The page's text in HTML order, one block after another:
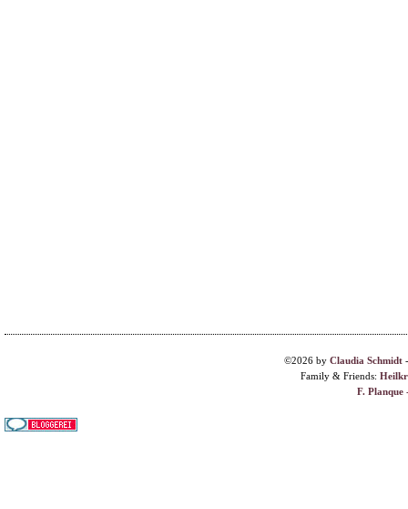
©2026 by Claudia Schmidt
Family & Friends:
F. Planque